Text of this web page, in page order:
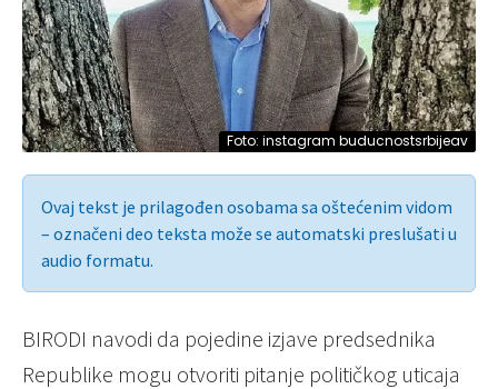
Foto: instagram buducnostsrbijeav
Ovaj tekst je prilagođen osobama sa oštećenim vidom
– označeni deo teksta može se automatski preslušati u
audio formatu.
BIRODI navodi da pojedine izjave predsednika
Republike mogu otvoriti pitanje političkog uticaja